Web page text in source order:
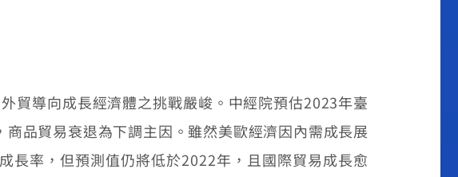
導向成長經濟體之挑戰嚴峻。中經院預估2023年臺
商品貿易衰退為下調主因。雖然美歐經濟因內需成長展
長率，但預測值仍將低於2022年，且國際貿易成長愈